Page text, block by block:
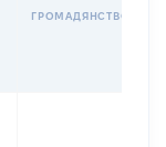
ГРОМАДЯНСТВО